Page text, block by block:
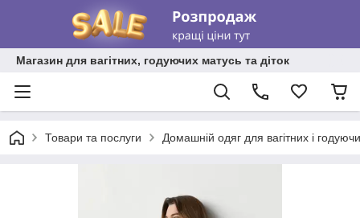
Магазин для вагітних, годуючих матусь та діток
Товари та послуги Домашній одяг для вагітних і